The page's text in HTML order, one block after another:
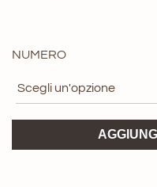
NUMERO
Master